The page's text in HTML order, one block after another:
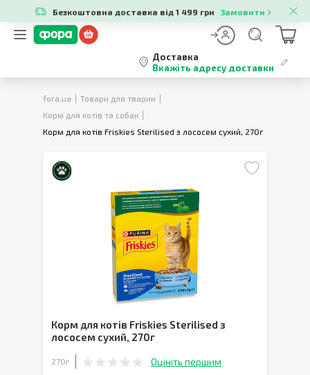
Безкоштовна доставка від 1 499 грн Замовити
Доставка
Вкажіть адресу доставки
fora.ua
Товари для тварин
Корм для котів та собак
Корм для котів Friskies Sterilised з лососем сухий, 270г
Корм для котів Friskies Sterilised з
лососем сухий, 270г
270г Оцініть першим